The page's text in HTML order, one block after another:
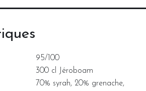
95/100
300 cl Jéroboam
70% syrah, 20% grenache,